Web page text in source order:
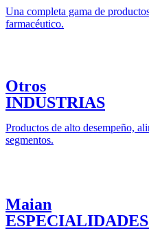
Una completa gama de
farmacéutico.
Otros
INDUSTRIAS
Productos de alto desempeño,
segmentos.
Maian